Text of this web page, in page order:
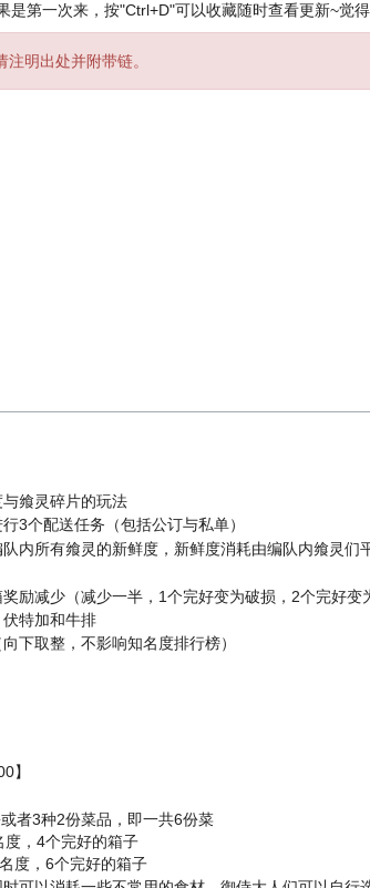
是第一次来，按"Ctrl+D"可以收藏随时查看更新~
明出处并附带链。
飨灵碎片的玩法
3个配送任务（包括公订与私单）
内所有飨灵的新鲜度，新鲜度消耗由编队内飨灵们
励减少（减少一半，1个完好变为破损，2个完好变
特加和牛排
下取整，不影响知名度排行榜）
】
者3种2份菜品，即一共6份菜
，4个完好的箱子
度，6个完好的箱子